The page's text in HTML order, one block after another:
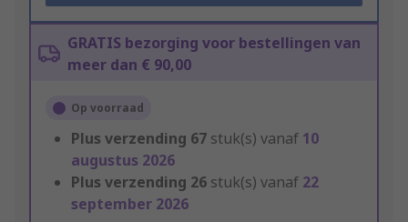
GRATIS bezorging voor bestellingen van
meer dan € 90,00
Op voorraad
Plus verzending 67 stuk(s) vanaf 10
augustus 2026
Plus verzending 26 stuk(s) vanaf 22
september 2026